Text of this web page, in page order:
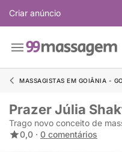
Criar anúncio
MASSAGISTAS EM GOIÂNIA - GO
Prazer Júlia
Trago novo conceito de
0,0 · 0 comentários